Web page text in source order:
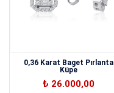
0,36 Karat Baget Pırlanta
Küpe
₺ 26.000,00